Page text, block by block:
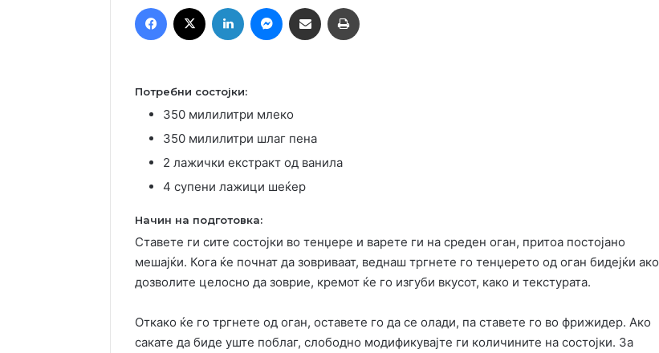
email
Facebook LinkedIn MessengerСподели преку Емаил
Потребни состојки:
350 милилитри млеко
350 милилитри шлаг пена
2 лажички екстракт од ванила
4 супени лажици шеќер
Начин на подготовка:
Ставете ги сите состојки во тенџере и варете ги на среден оган, притоа постојано
мешајќи. Кога ќе почнат да зовриваат, веднаш тргнете го тенџерето од оган бидејќи ако
дозволите целосно да зоврие, кремот ќе го изгуби вкусот, како и текстурата.
Откако ќе го тргнете од оган, оставете го да се олади, па ставете го во фрижидер. Ако
сакате да биде уште поблаг, слободно модификувајте ги количините на состојки. За